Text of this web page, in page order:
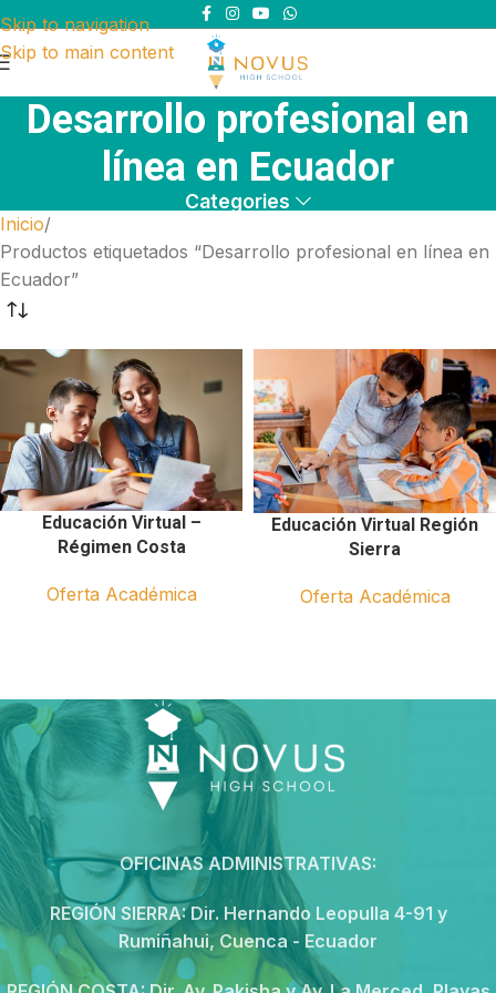
Skip to navigation
Skip to main content
Desarrollo profesional en
línea en Ecuador
Categories
Inicio
Productos etiquetados “Desarrollo profesional en línea en
Ecuador”
Educación Virtual –
Régimen Costa
Oferta Académica
Educación Virtual Región
Sierra
Oferta Académica
OFICINAS ADMINISTRATIVAS:
REGIÓN SIERRA:Dir. Hernando Leopulla 4-91 y
Rumiñahui, Cuenca - Ecuador